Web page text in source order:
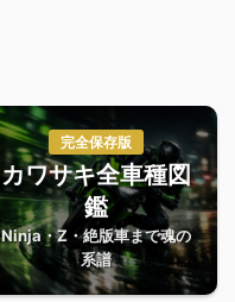
完全保存版
カワサキ全車種図
鑑
Ninja・Z・絶版車まで魂の
系譜